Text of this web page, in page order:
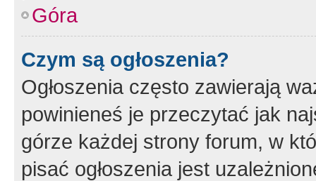
Góra
Czym są ogłoszenia?
Ogłoszenia często zawierają
powinieneś je przeczytać jak
górze każdej strony forum, w
pisać ogłoszenia jest